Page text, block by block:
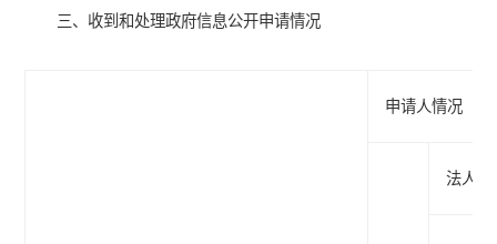
三、收到和处理政府信息公开申请情况
申请人情况
法人或